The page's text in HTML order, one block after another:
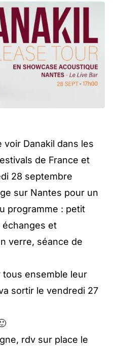
voir Danakil dans les
de France et
28 septembre
sur Nantes pour un
programme : petit
et
verre, séance de
tous ensemble leur
sortir le vendredi 27
rdv sur place le